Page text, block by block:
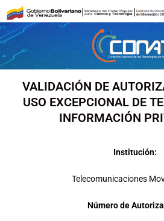
contenido
VALIDACIÓN DE
USO EXCEPCIONAL DE
INFORMACIÓN
Institución:
Telecomunicaciones
Número de